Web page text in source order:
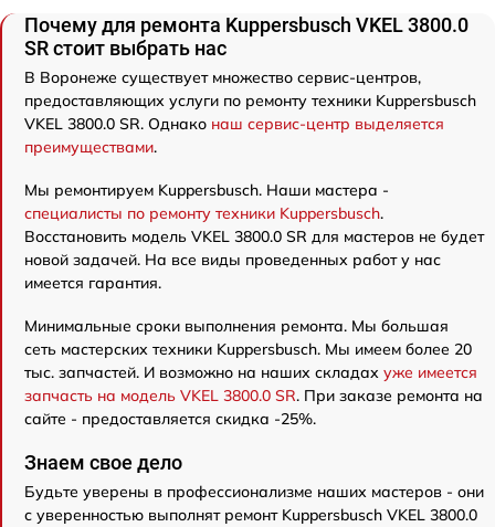
Почему для ремонта Kuppersbusch VKEL 3800.0
SR стоит выбрать нас
В Воронеже существует множество сервис-центров,
предоставляющих услуги по ремонту техники Kuppersbusch
VKEL 3800.0 SR. Однако наш сервис-центр выделяется
преимуществами.
Мы ремонтируем Kuppersbusch. Наши мастера -
специалисты по ремонту техники Kuppersbusch.
Восстановить модель VKEL 3800.0 SR для мастеров не будет
новой задачей. На все виды проведенных работ у нас
имеется гарантия.
Минимальные сроки выполнения ремонта. Мы большая
сеть мастерских техники Kuppersbusch. Мы имеем более 20
тыс. запчастей. И возможно на наших складах уже имеется
запчасть на модель VKEL 3800.0 SR. При заказе ремонта на
сайте - предоставляется скидка -25%.
Знаем свое дело
Будьте уверены в профессионализме наших мастеров - они
с уверенностью выполнят ремонт Kuppersbusch VKEL 3800.0